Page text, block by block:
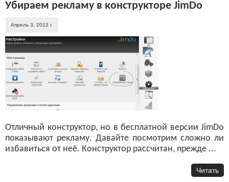
Убираем рекламу в конструкторе JimDo
Апрель 3, 2013 г.
Отличный конструктор, но в бесплатной версии JimDo
показывают рекламу. Давайте посмотрим сложно ли
избавиться от неё. Конструктор рассчитан, прежде ...
Читать